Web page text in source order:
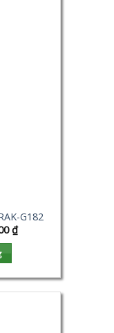
G182
₫